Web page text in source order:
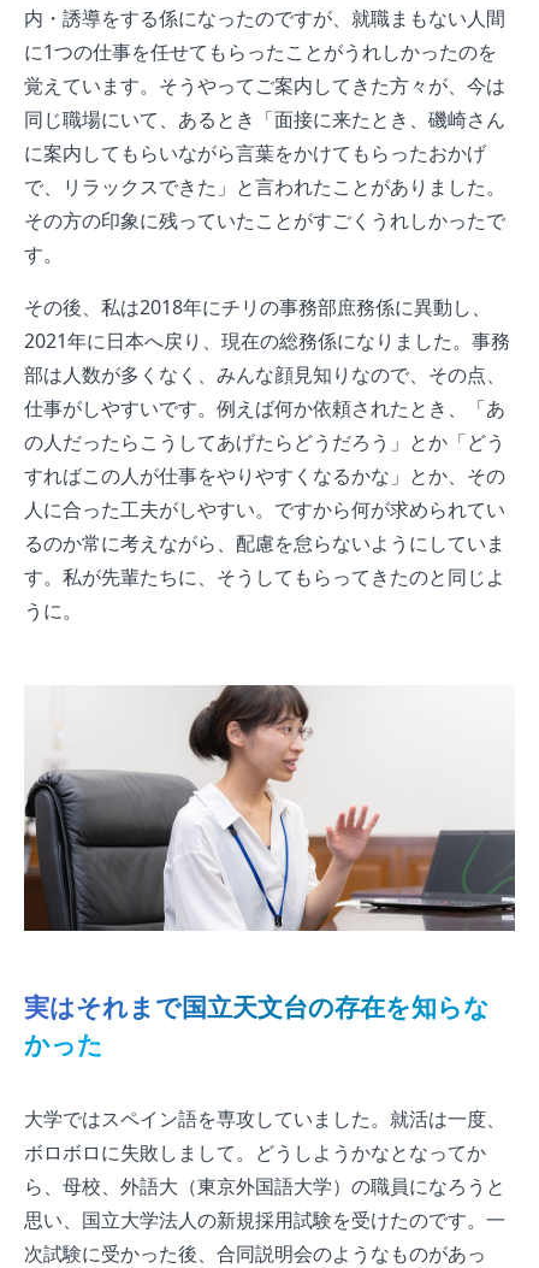
内・誘導をする係になったのですが、就職まもない人間
に1つの仕事を任せてもらったことがうれしかったのを
覚えています。そうやってご案内してきた方々が、今は
同じ職場にいて、あるとき「面接に来たとき、磯崎さん
に案内してもらいながら言葉をかけてもらったおかげ
で、リラックスできた」と言われたことがありました。
その方の印象に残っていたことがすごくうれしかったで
す。
その後、私は2018年にチリの事務部庶務係に異動し、
2021年に日本へ戻り、現在の総務係になりました。事務
部は人数が多くなく、みんな顔見知りなので、その点、
仕事がしやすいです。例えば何か依頼されたとき、「あ
の人だったらこうしてあげたらどうだろう」とか「どう
すればこの人が仕事をやりやすくなるかな」とか、その
人に合った工夫がしやすい。ですから何が求められてい
るのか常に考えながら、配慮を怠らないようにしていま
す。私が先輩たちに、そうしてもらってきたのと同じよ
うに。
実はそれまで国立天文台の存在を知らな
かった
大学ではスペイン語を専攻していました。就活は一度、
ボロボロに失敗しまして。どうしようかなとなってか
ら、母校、外語大（東京外国語大学）の職員になろうと
思い、国立大学法人の新規採用試験を受けたのです。一
次試験に受かった後、合同説明会のようなものがあっ